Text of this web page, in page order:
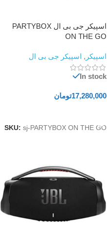
اسپیکر جی بی ال PARTYBOX
ON THE GO
اسپیکر , اسپیکر جی بی ال
In stock
17,280,000تومان
SKU: sj-PARTYBOX ON THE GO